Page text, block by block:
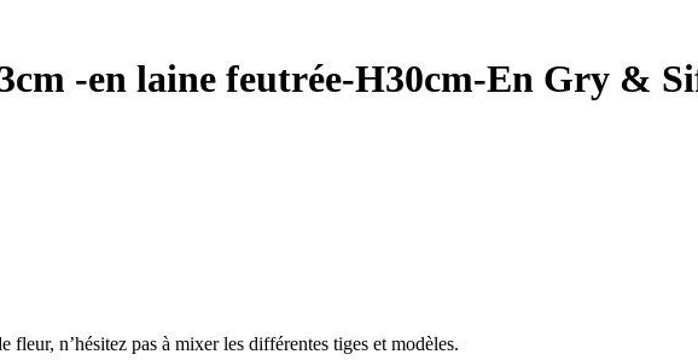
-en laine feutrée-H30cm-En Gry &
n’hésitez pas à mixer les différentes tiges et modèles.